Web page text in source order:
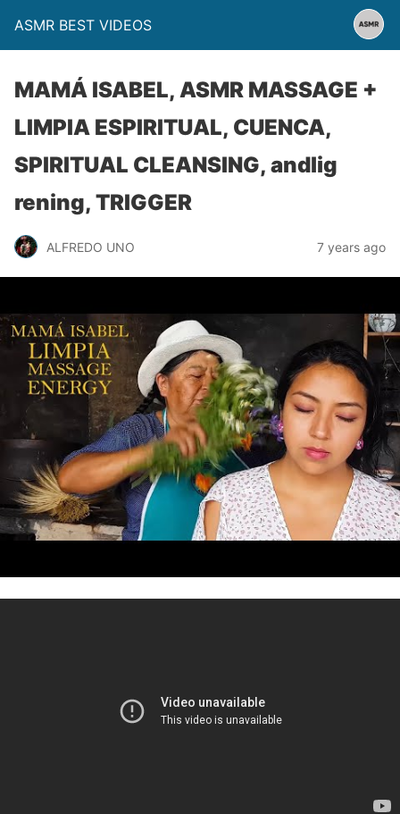
ASMR BEST VIDEOS
MAMÁ ISABEL, ASMR MASSAGE +
LIMPIA ESPIRITUAL, CUENCA,
SPIRITUAL CLEANSING, andlig
rening, TRIGGER
ALFREDO UNO 7 years ago